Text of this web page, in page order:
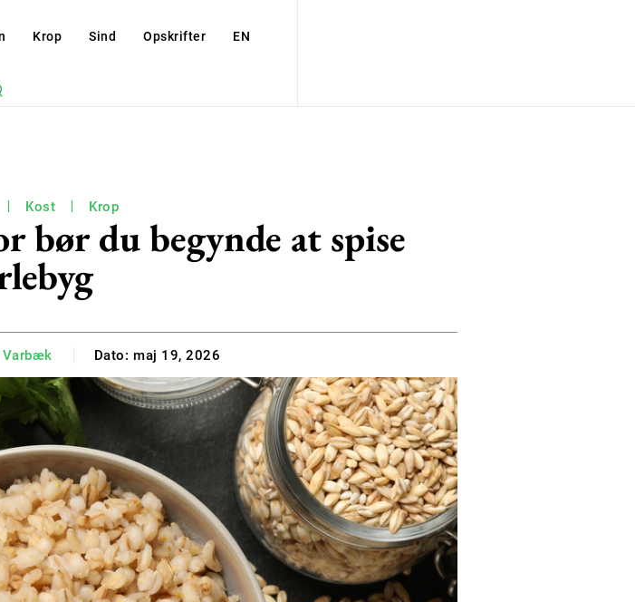
Krop Sind Opskrifter EN
Kost Krop
du begynde at spise
Varbæk Dato: maj 19, 2026